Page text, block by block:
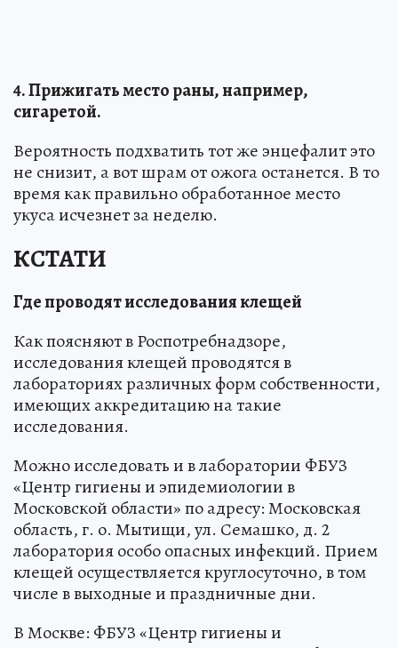
4. Прижигать место раны, например,
сигаретой.
Вероятность подхватить тот же энцефалит это
не снизит, а вот шрам от ожога останется. В то
время как правильно обработанное место
укуса исчезнет за неделю.
КСТАТИ
Где проводят исследования клещей
Как поясняют в Роспотребнадзоре,
исследования клещей проводятся в
лабораториях различных форм собственности,
имеющих аккредитацию на такие
исследования.
Можно исследовать и в лаборатории ФБУЗ
«Центр гигиены и эпидемиологии в
Московской области» по адресу: Московская
область, г. о. Мытищи, ул. Семашко, д. 2
лаборатория особо опасных инфекций. Прием
клещей осуществляется круглосуточно, в том
числе в выходные и праздничные дни.
В Москве: ФБУЗ «Центр гигиены и